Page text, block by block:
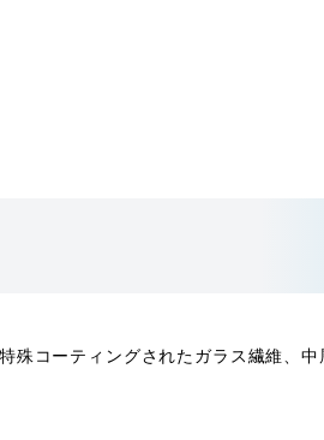
コーティングされたガラス繊維、